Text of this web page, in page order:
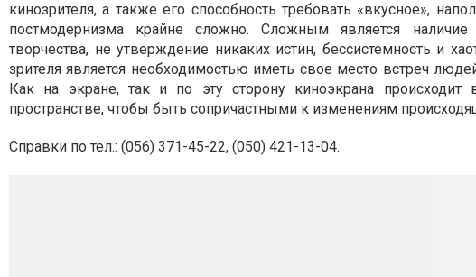
кинозрителя, а также его способность требовать «вкусное»,
постмодернизма крайне сложно. Сложным является наличие
творчества, не утверждение никаких истин, бессистемность и
зрителя является необходимостью иметь свое место встреч
Как на экране, так и по эту сторону киноэкрана
пространстве, чтобы быть сопричастными к изменениям
Справки по тел.: (056) 371-45-22, (050) 421-13-04.